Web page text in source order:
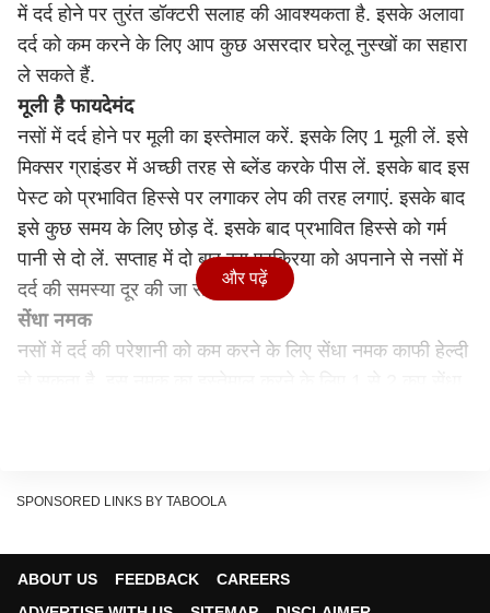
में दर्द होने पर तुरंत डॉक्टरी सलाह की आवश्यकता है. इसके अलावा
दर्द को कम करने के लिए आप कुछ असरदार घरेलू नुस्खों का सहारा
ले सकते हैं.
मूली है फायदेमंद
नसों में दर्द होने पर मूली का इस्तेमाल करें. इसके लिए 1 मूली लें. इसे
मिक्सर ग्राइंडर में अच्छी तरह से ब्लेंड करके पीस लें. इसके बाद इस
पेस्ट को प्रभावित हिस्से पर लगाकर लेप की तरह लगाएं. इसके बाद
इसे कुछ समय के लिए छोड़ दें. इसके बाद प्रभावित हिस्से को गर्म
पानी से दो लें. सप्ताह में दो बार इस प्रक्रिया को अपनाने से नसों में
दर्द की समस्या दूर की जा सकती है.
सेंधा नमक
नसों में दर्द की परेशानी को कम करने के लिए सेंधा नमक काफी हेल्दी
ये भी पढ़ें-
और पढ़ें
SPONSORED LINKS BY TABOOLA
ABOUT US FEEDBACK
CAREERS